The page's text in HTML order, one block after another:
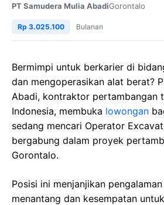
PT Samudera Mulia AbadiGorontalo
Rp 3.025.100 Bulanan
Bermimpi untuk berkarier di
dan mengoperasikan alat berat?
Abadi, kontraktor pertambangan
Indonesia, membuka lowongan
sedang mencari Operator
bergabung dalam proyek
Gorontalo.
Posisi ini menjanjikan
menantang dan kesempatan